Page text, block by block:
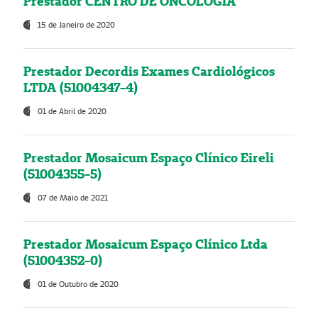
15 de Janeiro de 2020
Prestador Decordis Exames Cardiológicos
LTDA (51004347-4)
01 de Abril de 2020
Prestador Mosaicum Espaço Clínico Eireli
(51004355-5)
07 de Maio de 2021
Prestador Mosaicum Espaço Clínico Ltda
(51004352-0)
01 de Outubro de 2020